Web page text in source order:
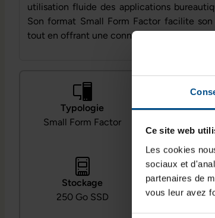
Ce site web
Les cookies
sociaux et
partenaires de
vous leur avez
utilisation fluide des applications
Son format Small Form Factor facilite
tout en offrant une connectique complète.
Typologie
Small Form Factor
Stockage
250 Go SSD
Windows